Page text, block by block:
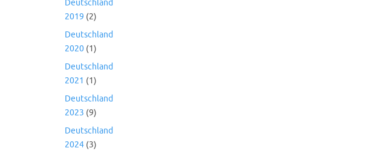
Deutschland
2019 (2)
Deutschland
2020 (1)
Deutschland
2021 (1)
Deutschland
2023 (9)
Deutschland
2024 (3)